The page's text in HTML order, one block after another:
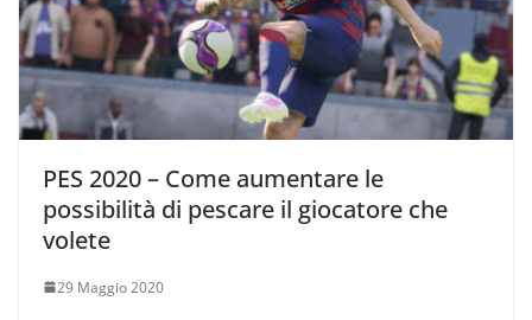
PES 2020 – Come aumentare le
possibilità di pescare il giocatore che
volete
29 Maggio 2020